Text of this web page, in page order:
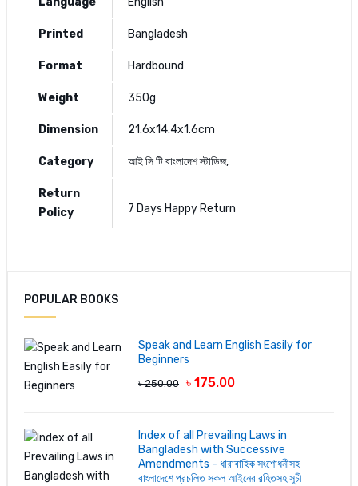
Printed Bangladesh
Format Hardbound
Weight 350g
Dimension 21.6x14.4x1.6cm
Category আই সি টিবাংলাদেশ স্টাডিজ,
Return
Policy
7 Days Happy Return
Your Rating
POPULAR BOOKS
Speak and Learn English Easily for
Beginners
৳ 250.00 ৳ 175.00
Index of all Prevailing Laws in
Bangladesh with Successive
Amendments - ধারাবাহিক সংশোধনীসহ
বাংলাদেশে প্রচলিত সকল আইনের রহিতসহ সূচী